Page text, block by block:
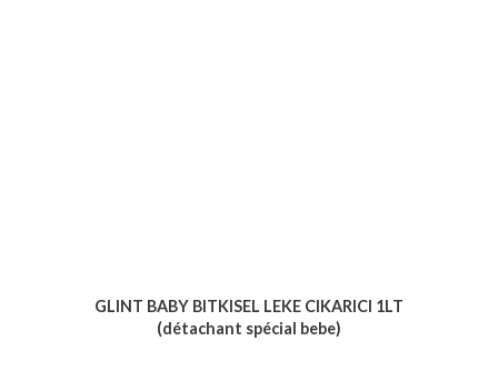
GLINT BABY BITKISEL LEKE CIKARICI 1LT
(détachant spécial bebe)